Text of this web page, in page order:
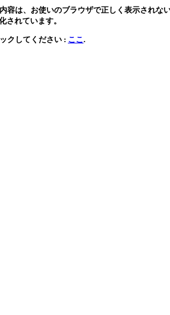
容は、お使いのブラウザで正しく表示され
されています。
クしてください : ここ.